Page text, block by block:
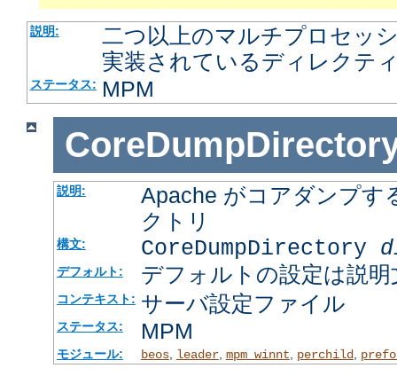
説明:
二つ以上のマルチプロセッ
実装されているディレクテ
ステータス: MPM
説明:
Apache がコアダンプす
クトリ
構文: CoreDumpDirectory
デフォルト: デフォルトの設定は説
コンテキスト: サーバ設定ファイル
ステータス: MPM
モジュール: beos, leader, mpm_winnt perchild,